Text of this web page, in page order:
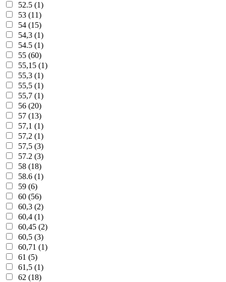
52.5 (1)
53 (11)
54 (15)
54,3 (1)
54.5 (1)
55 (60)
55,15 (1)
55,3 (1)
55,5 (1)
55,7 (1)
56 (20)
57 (13)
57,1 (1)
57,2 (1)
57,5 (3)
57.2 (3)
58 (18)
58.6 (1)
59 (6)
60 (56)
60,3 (2)
60,4 (1)
60,45 (2)
60,5 (3)
60,71 (1)
61 (5)
61,5 (1)
62 (18)